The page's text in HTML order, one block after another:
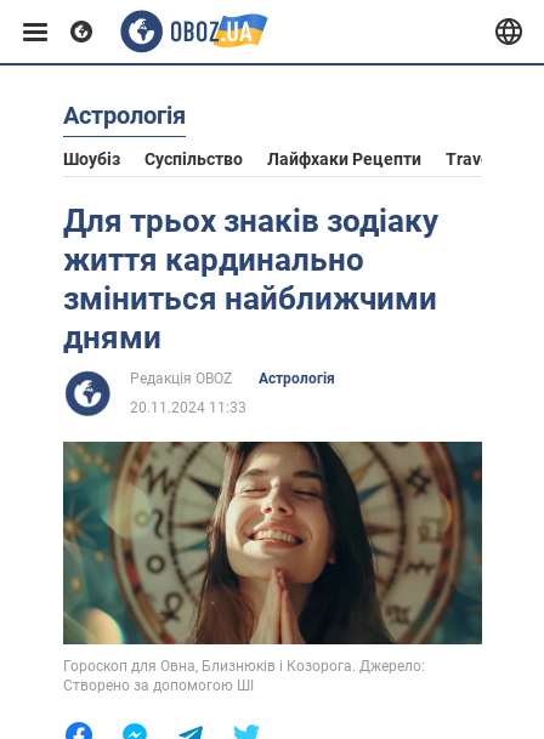
Європа
Африка
Життя
Лайфхаки
Астрологія
Шоубіз Суспільство Лайфхаки Рецепти Travel
Для трьох знаків зодіаку
життя кардинально
зміниться найближчими
днями
Редакція OBOZ
Астрологія
20.11.2024 11:33
Гороскоп для Овна, Близнюків і Козорога. Джерело:
Створено за допомогою ШІ